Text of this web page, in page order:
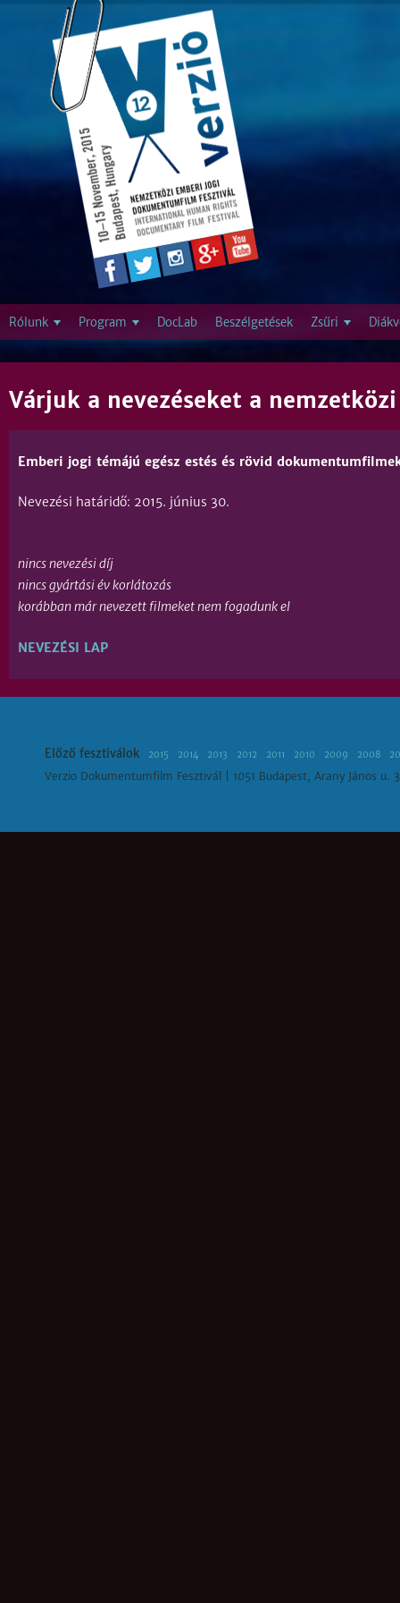
Jump to navigation
Várjuk a nevezéseket a
Emberi jogi témájú egész estés és rövid
Nevezési határidő: 2015. június 30.
nincs nevezési díj
nincs gyártási év korlátozás
korábban már nevezett filmeket nem fogadunk el
NEVEZÉSI LAP
Rólunk Program DocLab Beszélgetések Zsűri
Előző fesztiválok 2015 2014 2013 2012 2011 2010 2009 2008
Verzio Dokumentumfilm Fesztivál | 1051 Budapest, Arany János